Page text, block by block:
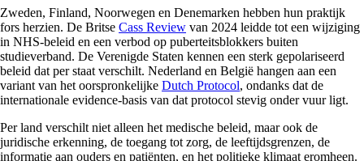
Zweden, Finland, Noorwegen en Denemarken hebben hun praktijk
fors herzien. De Britse Cass Review van 2024 leidde tot een wijziging
in NHS-beleid en een verbod op puberteitsblokkers buiten
studieverband. De Verenigde Staten kennen een sterk gepolariseerd
beleid dat per staat verschilt. Nederland en België hangen aan een
variant van het oorspronkelijke Dutch Protocol, ondanks dat de
internationale evidence-basis van dat protocol stevig onder vuur ligt.
Per land verschilt niet alleen het medische beleid, maar ook de
juridische erkenning, de toegang tot zorg, de leeftijdsgrenzen, de
informatie aan ouders en patiënten, en het politieke klimaat eromheen.